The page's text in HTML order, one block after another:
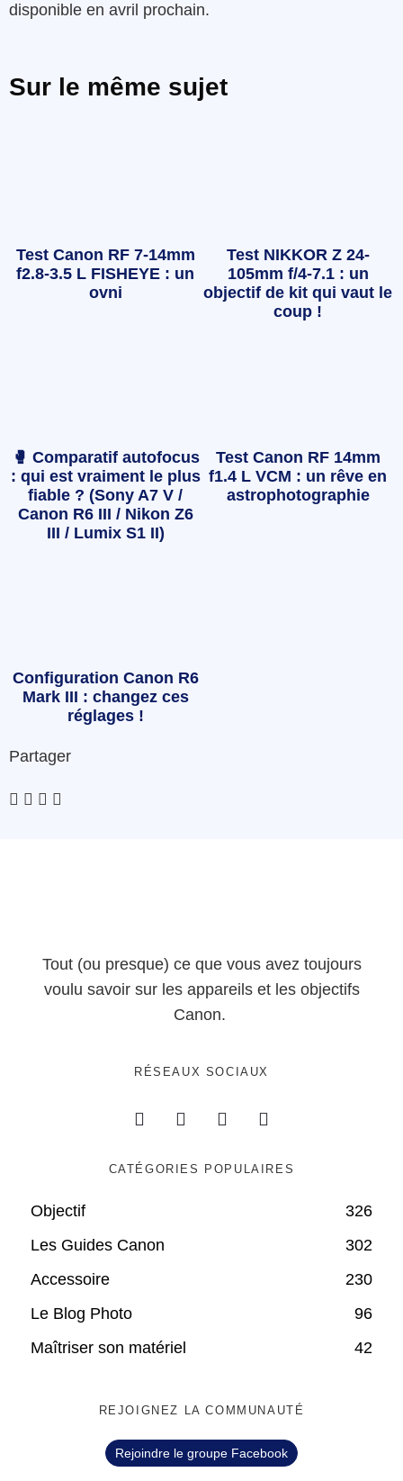
disponible en avril prochain.
Sur le même sujet
Test Canon RF 7-14mm
f2.8-3.5 L FISHEYE : un
ovni
Test NIKKOR Z 24-
105mm f/4-7.1 : un
objectif de kit qui vaut le
coup !
🥊 Comparatif autofocus
: qui est vraiment le plus
fiable ? (Sony A7 V /
Canon R6 III / Nikon Z6
III / Lumix S1 II)
Test Canon RF 14mm
f1.4 L VCM : un rêve en
astrophotographie
Configuration Canon R6
Mark III : changez ces
réglages !
Partager
Tout (ou presque) ce que vous avez toujours
voulu savoir sur les appareils et les objectifs
Canon.
RÉSEAUX SOCIAUX
CATÉGORIES POPULAIRES
Objectif
326
Les Guides Canon
302
Accessoire
230
Le Blog Photo
96
Maîtriser son matériel
42
REJOIGNEZ LA COMMUNAUTÉ
Rejoindre le groupe Facebook